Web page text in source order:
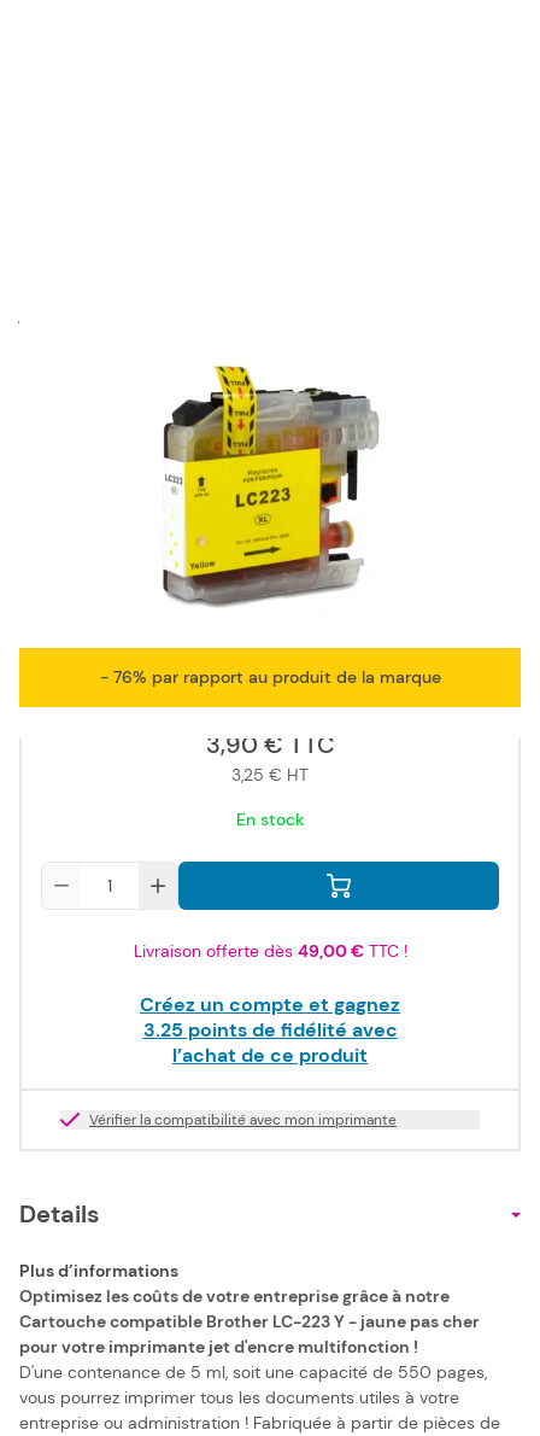
LC223Y
Capacité en pages (à 5%) : 550
Contenu en millilitre :
LC-223 Y Brother - jaune - cartouche d'encre compatible
- 76% par rapport au produit de la marque
3,90 € TTC
3,25 € HT
En stock
Livraison offerte dès 49,00 €TTC !
Créez un compte et gagnez
3.25 points de fidélité avec
l’achat de ce produit
Vérifier la compatibilité avec mon imprimante
Details
Plus d’informations
Optimisez les coûts de votre entreprise grâce à notre
Cartouche compatible Brother LC-223 Y - jaune pas cher
pour votre imprimante jet d'encre multifonction !
D'une contenance de 5 ml, soit une capacité de 550 pages,
vous pourrez imprimer tous les documents utiles à votre
entreprise ou administration ! Fabriquée à partir de pièces de